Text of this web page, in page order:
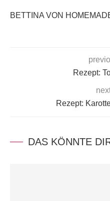
BETTINA VON
Rezept:
Rezept:
DAS KÖNNTE